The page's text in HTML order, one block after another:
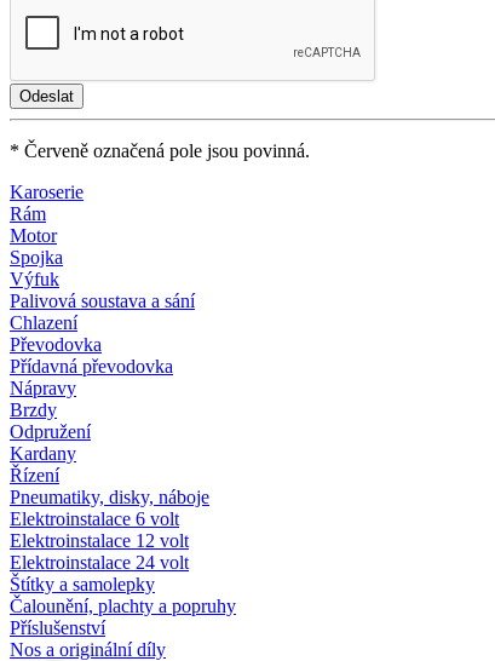
* Červeně označená pole jsou povinná.
Karoserie
Rám
Motor
Spojka
Výfuk
Palivová soustava a sání
Chlazení
Převodovka
Přídavná převodovka
Nápravy
Brzdy
Odpružení
Kardany
Řízení
Pneumatiky, disky, náboje
Elektroinstalace 6 volt
Elektroinstalace 12 volt
Elektroinstalace 24 volt
Štítky a samolepky
Čalounění, plachty a popruhy
Příslušenství
Nos a originální díly